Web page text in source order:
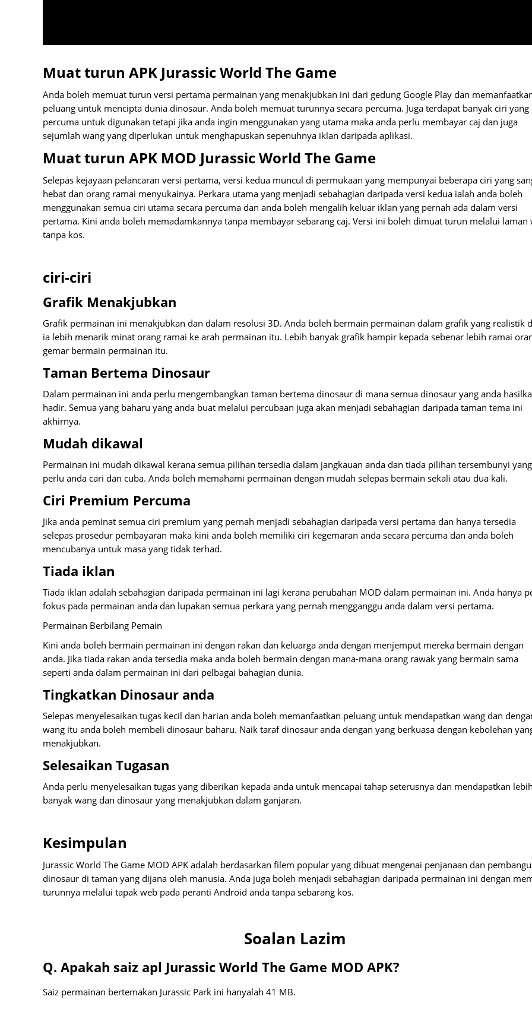
Muat turun APK Jurassic World The Game
Anda boleh memuat turun versi pertama permainan yang menakjubkan ini dari gedung Google Play dan
peluang untuk mencipta dunia dinosaur. Anda boleh memuat turunnya secara percuma. Juga terdapat banyak ciri yang
percuma untuk digunakan tetapi jika anda ingin menggunakan yang utama maka anda perlu membayar caj dan juga
sejumlah wang yang diperlukan untuk menghapuskan sepenuhnya iklan daripada aplikasi.
Muat turun APK MOD Jurassic World The Game
Selepas kejayaan pelancaran versi pertama, versi kedua muncul di permukaan yang mempunyai beberapa ciri yang
hebat dan orang ramai menyukainya. Perkara utama yang menjadi sebahagian daripada versi kedua ialah anda boleh
menggunakan semua ciri utama secara percuma dan anda boleh mengalih keluar iklan yang pernah ada dalam versi
pertama. Kini anda boleh memadamkannya tanpa membayar sebarang caj. Versi ini boleh dimuat turun melalui laman
tanpa kos.
ciri-ciri
Grafik Menakjubkan
Grafik permainan ini menakjubkan dan dalam resolusi 3D. Anda boleh bermain permainan dalam grafik yang realistik
ia lebih menarik minat orang ramai ke arah permainan itu. Lebih banyak grafik hampir kepada sebenar lebih ramai
gemar bermain permainan itu.
Taman Bertema Dinosaur
Dalam permainan ini anda perlu mengembangkan taman bertema dinosaur di mana semua dinosaur yang anda
hadir. Semua yang baharu yang anda buat melalui percubaan juga akan menjadi sebahagian daripada taman tema ini
akhirnya.
Mudah dikawal
Permainan ini mudah dikawal kerana semua pilihan tersedia dalam jangkauan anda dan tiada pilihan tersembunyi yang
perlu anda cari dan cuba. Anda boleh memahami permainan dengan mudah selepas bermain sekali atau dua kali.
Ciri Premium Percuma
Jika anda peminat semua ciri premium yang pernah menjadi sebahagian daripada versi pertama dan hanya tersedia
selepas prosedur pembayaran maka kini anda boleh memiliki ciri kegemaran anda secara percuma dan anda boleh
mencubanya untuk masa yang tidak terhad.
Tiada iklan
Tiada iklan adalah sebahagian daripada permainan ini lagi kerana perubahan MOD dalam permainan ini. Anda hanya
fokus pada permainan anda dan lupakan semua perkara yang pernah mengganggu anda dalam versi pertama.
Permainan Berbilang Pemain
Kini anda boleh bermain permainan ini dengan rakan dan keluarga anda dengan menjemput mereka bermain dengan
anda. Jika tiada rakan anda tersedia maka anda boleh bermain dengan mana-mana orang rawak yang bermain sama
seperti anda dalam permainan ini dari pelbagai bahagian dunia.
Tingkatkan Dinosaur anda
Selepas menyelesaikan tugas kecil dan harian anda boleh memanfaatkan peluang untuk mendapatkan wang dan
wang itu anda boleh membeli dinosaur baharu. Naik taraf dinosaur anda dengan yang berkuasa dengan kebolehan
menakjubkan.
Selesaikan Tugasan
Anda perlu menyelesaikan tugas yang diberikan kepada anda untuk mencapai tahap seterusnya dan mendapatkan lebih
banyak wang dan dinosaur yang menakjubkan dalam ganjaran.
Kesimpulan
Jurassic World The Game MOD APK adalah berdasarkan filem popular yang dibuat mengenai penjanaan dan
dinosaur di taman yang dijana oleh manusia. Anda juga boleh menjadi sebahagian daripada permainan ini dengan
turunnya melalui tapak web pada peranti Android anda tanpa sebarang kos.
Soalan Lazim
Q. Apakah saiz apl Jurassic World The Game MOD APK?
Saiz permainan bertemakan Jurassic Park ini hanyalah 41 MB.